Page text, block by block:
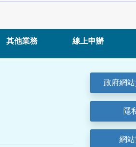
其他業務 線上申辦
政府網
隱
網